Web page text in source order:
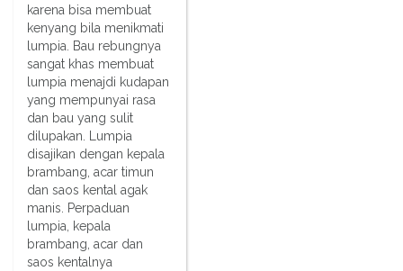
karena bisa membuat
kenyang bila menikmati
lumpia. Bau rebungnya
sangat khas membuat
lumpia menajdi kudapan
yang mempunyai rasa
dan bau yang sulit
dilupakan. Lumpia
disajikan dengan kepala
brambang, acar timun
dan saos kental agak
manis. Perpaduan
lumpia, kepala
brambang, acar dan
saos kentalnya